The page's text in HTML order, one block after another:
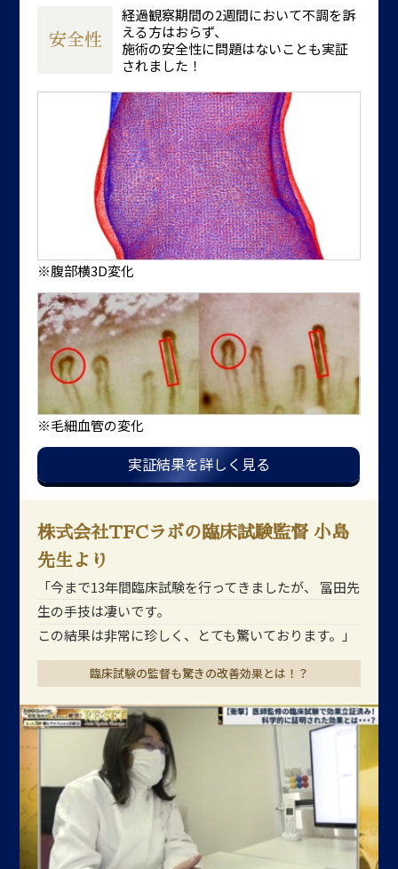
安全性
経過観察期間の2週間において不調を訴
える方はおらず、
施術の安全性に問題はないことも実証
されました！
※腹部横3D変化
※毛細血管の変化
実証結果を詳しく見る
株式会社TFCラボの臨床試験監督 小島
先生より
「今まで13年間臨床試験を行ってきましたが、
冨田先
生の手技は凄いです。
この結果は非常に珍しく、とても驚いております。」
臨床試験の監督も驚きの改善効果とは！？